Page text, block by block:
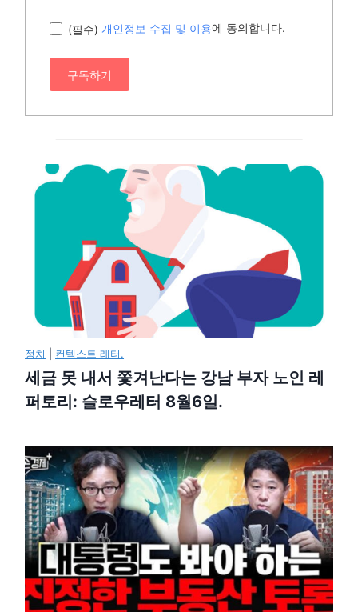
(필수) 개인정보 수집 및 이용에 동의합니다.
구독하기
정치 컨텍스트 레터.
세금 못 내서 쫓겨난다는 강남 부자 노인 레
퍼토리: 슬로우레터 8월6일.